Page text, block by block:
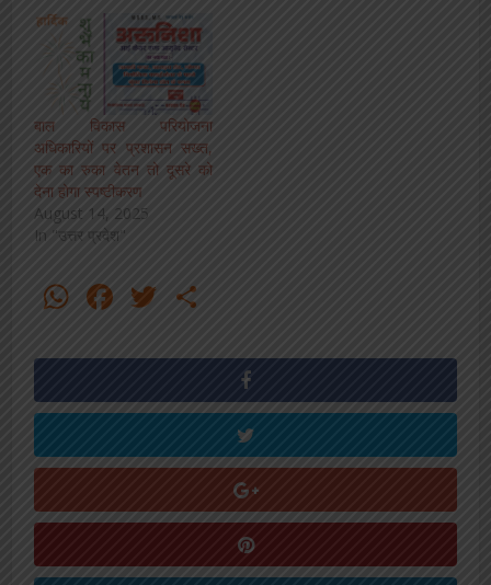
बाल विकास परियोजना
अधिकारियों पर प्रशासन सख्त,
एक का रुका वेतन तो दूसरे को
देना होगा स्पष्टीकरण
August 14, 2025
In "उत्तर प्रदेश"
WhatsApp
Facebook
Twitter